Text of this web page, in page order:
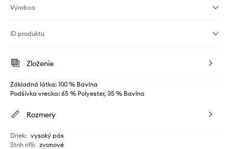
Výrobca
ID produktu
Zloženie
Základná látka: 100 % Bavlna
Podšívka vrecka: 65 % Polyester, 35 % Bavlna
Rozmery
Driek: vysoký pás
Strih riflí: zvonové